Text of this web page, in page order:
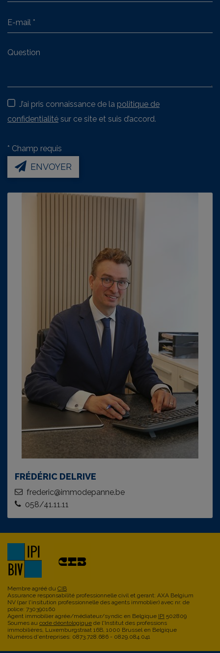
J’ai pris connaissance de la politique de
confidentialité sur ce site et suis d’accord.
* Champ requis
ENVOYER
FRÉDÉRIC DELRIVE
frederic@immodepanne.be
058/41.11.11
Membre agréé du CIB
Assurance responsabilité professionnelle civil et gerant: AXA Belgium
NV (par l'insitution professionnelle des agents immoblier) avec nr. de
police: 730390160
Agent immobilier agrée/médiateur/syndic en Belgique IPI 502809
Soumes au code déontologique de l'Institut des professions
immobilières, Luxemburgstraat 16B, 1000 Brussel en Belgique
Numéros d'entreprises: 0873.728.686 - 0829.084.041